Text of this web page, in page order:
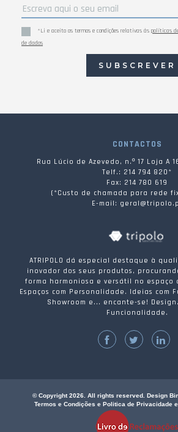
*Li e aceito os termos e condições relativas às políticas
de dados
SUBSCREVER
CONTACTOS
Rua Lúcio de Azevedo, n.º 17 Loja A
Telf.: 214 794 820*
Fax: 214 780 619
(*Custo de chamada para rede
E-mail:
ATRIPOLO dá especial destaque à
inovador dos seus produtos,
forma harmoniosa e versátil no espaço
Espaços com Personalidade. Ideias com
Showroom e... encante-se!
Funcionalidade.
© Copyright 2026. All rights reserved. Design
Termos e Condições e Politica de Privacidade